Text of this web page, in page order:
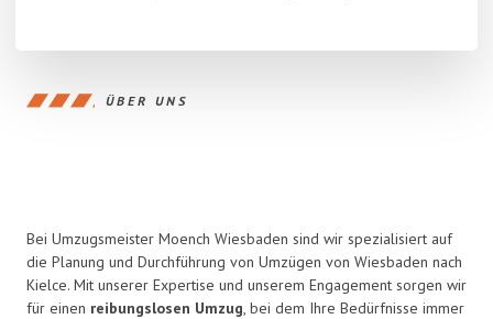
ÜBER UNS
Bei Umzugsmeister Moench Wiesbaden sind wir spezialisiert auf
die Planung und Durchführung von Umzügen von Wiesbaden nach
Kielce. Mit unserer Expertise und unserem Engagement sorgen wir
für einen reibungslosen Umzug, bei dem Ihre Bedürfnisse immer